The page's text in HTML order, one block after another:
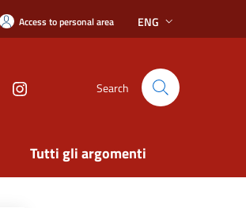
Access to personal area ENG
Search
Tutti gli argomenti